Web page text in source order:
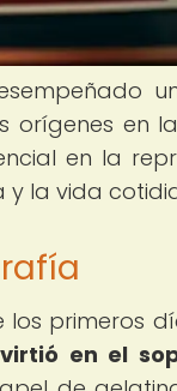
orígenes en
en la
la vida
primeros
en el